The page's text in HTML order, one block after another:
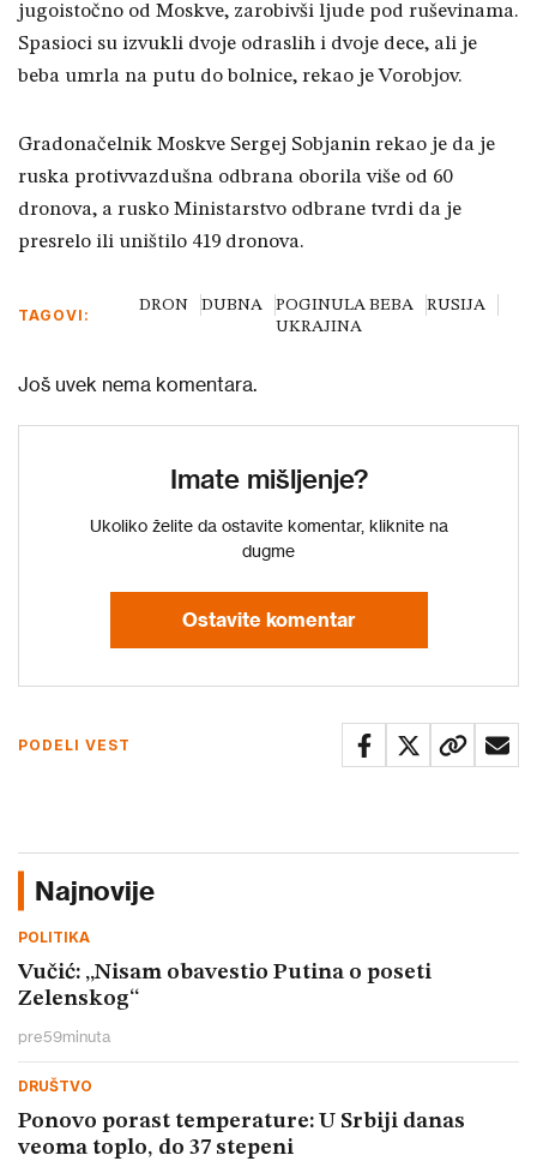
jugoistočno od Moskve, zarobivši ljude pod ruševinama.
Spasioci su izvukli dvoje odraslih i dvoje dece, ali je
beba umrla na putu do bolnice, rekao je Vorobjov.
Gradonačelnik Moskve Sergej Sobjanin rekao je da je
ruska protivvazdušna odbrana oborila više od 60
dronova, a rusko Ministarstvo odbrane tvrdi da je
presrelo ili uništilo 419 dronova.
TAGOVI:
DRON DUBNA POGINULA BEBA
RUSIJA
UKRAJINA
Još uvek nema komentara.
Imate mišljenje?
Ukoliko želite da ostavite komentar, kliknite na
dugme
Ostavite komentar
PODELI VEST
Najnovije
POLITIKA
Vučić: „Nisam obavestio Putina o poseti
Zelenskog“
pre59minuta
DRUŠTVO
Ponovo porast temperature: U Srbiji danas
veoma toplo, do 37 stepeni